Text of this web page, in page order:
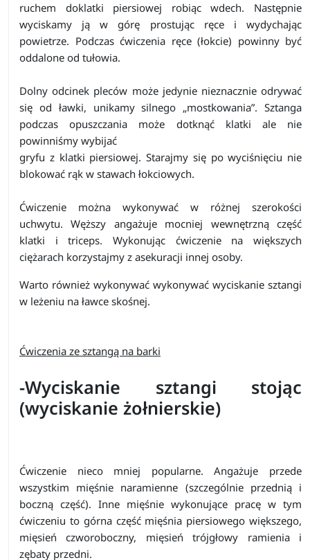
ruchem doklatki piersiowej robiąc wdech. Następnie
wyciskamy ją w górę prostując ręce i wydychając
powietrze. Podczas ćwiczenia ręce (łokcie) powinny być
oddalone od tułowia.
Dolny odcinek pleców może jedynie nieznacznie odrywać
się od ławki, unikamy silnego „mostkowania”. Sztanga
podczas opuszczania może dotknąć klatki ale nie
powinniśmy wybijać
gryfu z klatki piersiowej. Starajmy się po wyciśnięciu nie
blokować rąk w stawach łokciowych.
Ćwiczenie można wykonywać w różnej szerokości
uchwytu. Węższy angażuje mocniej wewnętrzną część
klatki i triceps. Wykonując ćwiczenie na większych
ciężarach korzystajmy z asekuracji innej osoby.
Warto również wykonywać wykonywać wyciskanie sztangi
w leżeniu na ławce skośnej.
Ćwiczenia ze sztangą na barki
-Wyciskanie sztangi stojąc
(wyciskanie żołnierskie)
Ćwiczenie nieco mniej popularne. Angażuje przede
wszystkim mięśnie naramienne (szczególnie przednią i
boczną część). Inne mięśnie wykonujące pracę w tym
ćwiczeniu to górna część mięśnia piersiowego większego,
mięsień czworoboczny, mięsień trójgłowy ramienia i
zębaty przedni.